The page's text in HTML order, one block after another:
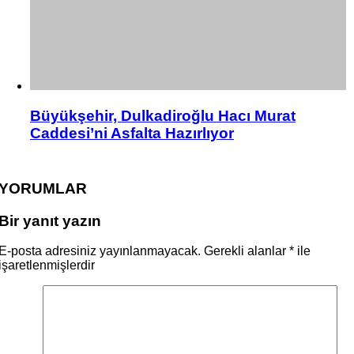
Büyükşehir, Dulkadiroğlu Hacı Murat
Caddesi’ni Asfalta Hazırlıyor
yanıt yazın
posta adresiniz yayınlanmayacak. Gerekli alanlar * ile